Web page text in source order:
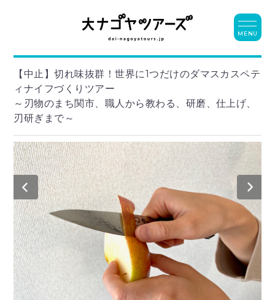
【中止】切れ味抜群！世界に1つだけのダマスカスペテ
ィナイフづくりツアー
～刃物のまち関市、職人から教わる、研磨、仕上げ、
刃研ぎまで～
MENU